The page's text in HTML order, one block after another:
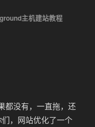
主机建站教程
都没有，一直拖，还
，网站优化了一个